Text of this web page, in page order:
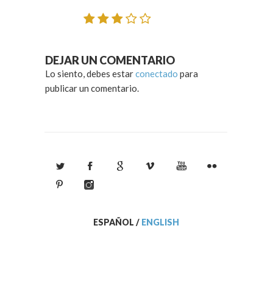
DEJAR UN COMENTARIO
Lo siento, debes estarconectado para
publicar un comentario.
ESPAÑOL / ENGLISH